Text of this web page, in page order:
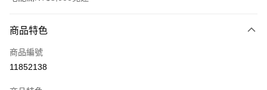
信用卡一次付款
LINE Pay
商品特色
商品編號
11852138